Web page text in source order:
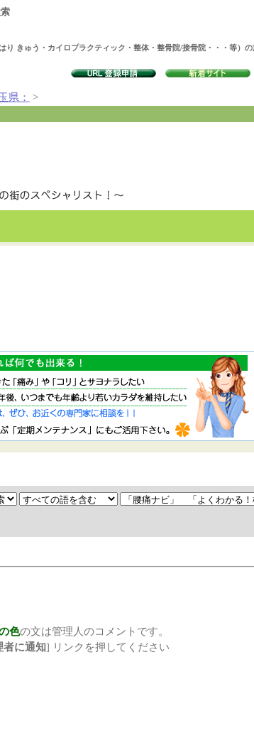
きゅう・カイロプラクティック・整体・整骨院/接骨院・・・等）の
県： >
色の文は管理人のコメントです。
者に通知] リンクを押してください